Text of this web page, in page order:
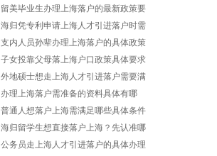
留美毕业生办理上海落户的最新政策要
求有哪些？
海归凭专利申请上海人才引进落户时需
要注意哪些细节问题？
支内人员孙辈办理上海落户的具体政策
要求有哪些？
子女投靠父母落上海户口政策具体要求
是什么？
外地硕士想走上海人才引进落户需要满
足什么条件？
办理上海落户需准备的资料具体有哪
些？
普通人想落户上海需满足哪些具体条件
与要求？
海归留学生想直接落户上海？先认准哪
些证书再考证
公务员走上海人才引进落户的具体办理